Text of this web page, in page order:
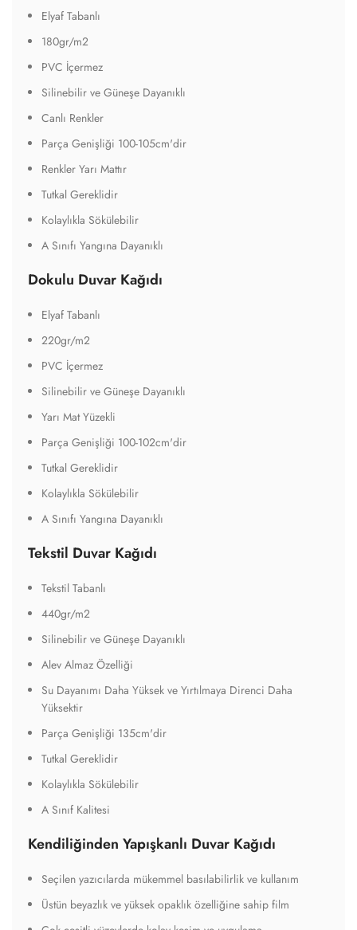
Elyaf Tabanlı
180gr/m2
PVC İçermez
Silinebilir ve Güneşe Dayanıklı
Canlı Renkler
Parça Genişliği 100-105cm'dir
Renkler Yarı Mattır
Tutkal Gereklidir
Kolaylıkla Sökülebilir
A Sınıfı Yangına Dayanıklı
Dokulu Duvar Kağıdı
Elyaf Tabanlı
220gr/m2
PVC İçermez
Silinebilir ve Güneşe Dayanıklı
Yarı Mat Yüzekli
Parça Genişliği 100-102cm'dir
Tutkal Gereklidir
Kolaylıkla Sökülebilir
A Sınıfı Yangına Dayanıklı
Tekstil Duvar Kağıdı
Tekstil Tabanlı
440gr/m2
Silinebilir ve Güneşe Dayanıklı
Alev Almaz Özelliği
Su Dayanımı Daha Yüksek ve Yırtılmaya Direnci Daha
Yüksektir
Parça Genişliği 135cm'dir
Tutkal Gereklidir
Kolaylıkla Sökülebilir
A Sınıf Kalitesi
Kendiliğinden Yapışkanlı Duvar Kağıdı
Seçilen yazıcılarda mükemmel basılabilirlik ve kullanım
Üstün beyazlık ve yüksek opaklık özelliğine sahip film